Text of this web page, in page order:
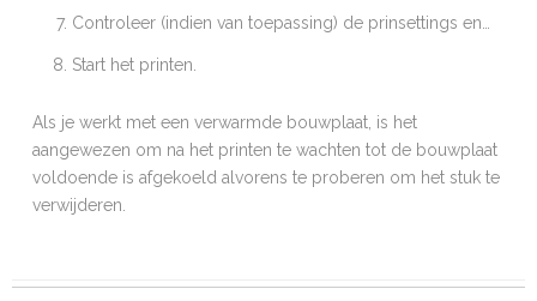
Controleer (indien van toepassing) de prinsettings en…
Start het printen.
Als je werkt met een verwarmde bouwplaat, is het
aangewezen om na het printen te wachten tot de bouwplaat
voldoende is afgekoeld alvorens te proberen om het stuk te
verwijderen.